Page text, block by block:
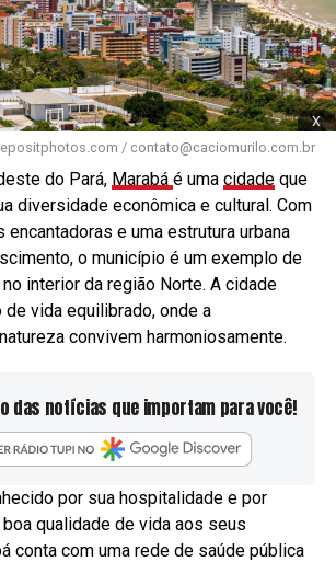
x
/ contato@caciomurilo.com.br
do Pará, Marabá é uma cidadeque
diversidade econômica e cultural. Com
e uma estrutura urbana
o município é um exemplo de
interior da região Norte. A cidade
vida equilibrado, onde a
convivem harmoniosamente.
das notícias que importam para você!
por sua hospitalidade e por
qualidade de vida aos seus
conta com uma rede de saúde pública